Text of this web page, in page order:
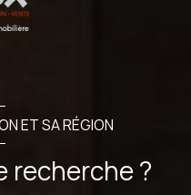
ET SA RÉGION
recherche ?